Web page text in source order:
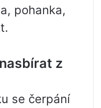
pohanka,
z
se čerpání